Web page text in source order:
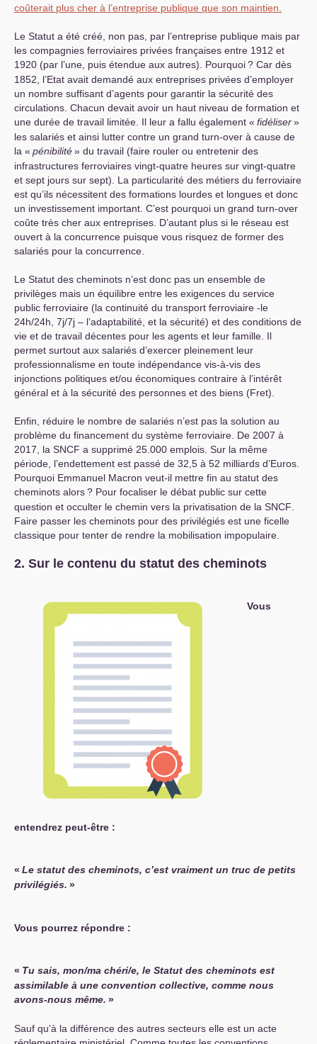
coûterait plus cher à l’entreprise publique que son maintien.
Le Statut a été créé, non pas, par l’entreprise publique mais par
les compagnies ferroviaires privées françaises entre 1912 et
1920 (par l’une, puis étendue aux autres). Pourquoi? Car dès
1852, l’Etat avait demandé aux entreprises privées d’employer
un nombre suffisant d’agents pour garantir la sécurité des
circulations. Chacun devait avoir un haut niveau de formation et
une durée de travail limitée. Il leur a fallu également « fidéliser»
les salariés et ainsi lutter contre un grand turn-over à cause de
la « pénibilité» du travail (faire rouler ou entretenir des
infrastructures ferroviaires vingt-quatre heures sur vingt-quatre
et sept jours sur sept). La particularité des métiers du ferroviaire
est qu’ils nécessitent des formations lourdes et longues et donc
un investissement important. C’est pourquoi un grand turn-over
coûte très cher aux entreprises. D’autant plus si le réseau est
ouvert à la concurrence puisque vous risquez de former des
salariés pour la concurrence.
Le Statut des cheminots n’est donc pas un ensemble de
privilèges mais un équilibre entre les exigences du service
public ferroviaire (la continuité du transport ferroviaire -le
24h/24h, 7j/7j – l’adaptabilité, et la sécurité) et des conditions de
vie et de travail décentes pour les agents et leur famille. Il
permet surtout aux salariés d’exercer pleinement leur
professionnalisme en toute indépendance vis-à-vis des
injonctions politiques et/ou économiques contraire à l’intérêt
général et à la sécurité des personnes et des biens (Fret).
Enfin, réduire le nombre de salariés n’est pas la solution au
problème du financement du système ferroviaire. De 2007 à
2017, la SNCF a supprimé 25.000 emplois. Sur la même
période, l’endettement est passé de 32,5 à 52 milliards d’Euros.
Pourquoi Emmanuel Macron veut-il mettre fin au statut des
cheminots alors? Pour focaliser le débat public sur cette
question et occulter le chemin vers la privatisation de la SNCF
Faire passer les cheminots pour des privilégiés est une ficelle
classique pour tenter de rendre la mobilisation impopulaire.
2. Sur le contenu du statut des cheminots
Vous
entendrez peut-être :
« Le statut des cheminots, c’est vraiment un truc de petits
privilégiés. »
Vous pourrez répondre :
« Tu sais, mon/ma chéri/e, le Statut des cheminots est
assimilable à une convention collective, comme nous
avons-nous même. »
Sauf qu’à la différence des autres secteurs elle est un acte